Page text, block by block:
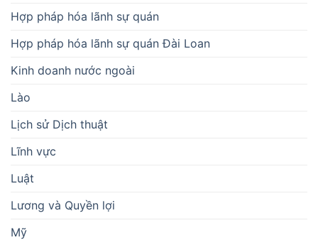
Hợp pháp hóa lãnh sự quán
Hợp pháp hóa lãnh sự quán Đài Loan
Kinh doanh nước ngoài
Lào
Lịch sử Dịch thuật
Lĩnh vực
Luật
Lương và Quyền lợi
Mỹ